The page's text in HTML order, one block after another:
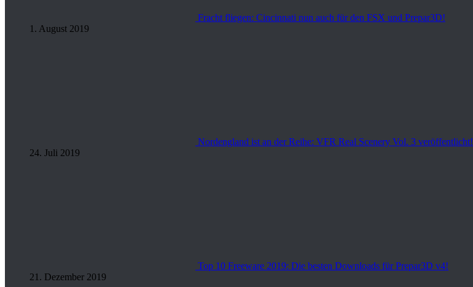
Fracht fliegen: Cincinnati nun auch für den FSX und Prepar3D!
1. August 2019
Nordengland ist an der Reihe: VFR Real Scenery Vol. 3 veröffentlicht!
24. Juli 2019
Top 10 Freeware 2019: Die besten Downloads für Prepar3D v4!
21. Dezember 2019